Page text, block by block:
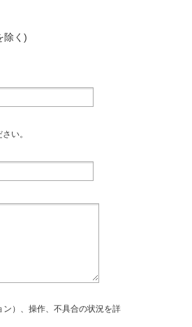
除く)
い。
）、操作、不具合の状況を詳